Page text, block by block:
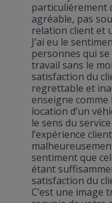
particulièrement
agréable, pas
relation client et
J’ai eu le
personnes qui
travail sans le
satisfaction du
regrettable et
enseigne comme
location d’un
le sens du
l’expérience
sentiment que
étant
satisfaction du
C’est une image